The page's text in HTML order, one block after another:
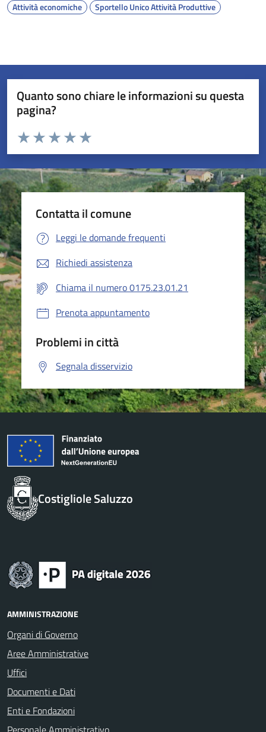
Attività economiche
Sportello Unico Attività Produttive
Quanto sono chiare le informazioni su questa
pagina?
Valuta da 1 a 5 stelle la pagina
Valuta 5 stelle su 5
Valuta 4 stelle su 5
Valuta 3 stelle su 5
Valuta 2 stelle su 5
Valuta 1 stelle su 5
Contatta il comune
Leggi le domande frequenti
Richiedi assistenza
Chiama il numero 0175.23.01.21
Prenota appuntamento
Problemi in città
Segnala disservizio
Costigliole Saluzzo
AMMINISTRAZIONE
Organi di Governo
Aree Amministrative
Uffici
Documenti e Dati
Enti e Fondazioni